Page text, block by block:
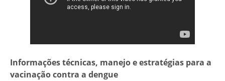
Informações técnicas, manejo e estratégias para a
vacinação contra a dengue